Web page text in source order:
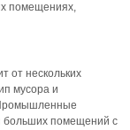
помещениях,
от нескольких
мусора и
больших помещений с